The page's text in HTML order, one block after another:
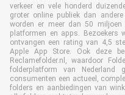
verkeer en vele honderd
groter online publiek dan
worden er meer dan 50 miljoen
platformen en apps. Bezoekers
ontvangen een rating van 4,5
Apple App Store. Ook deze
Reclamefolder.nl, waardoor
folderplatform van Nederland
consumenten een actueel,
folders en aanbiedingen van